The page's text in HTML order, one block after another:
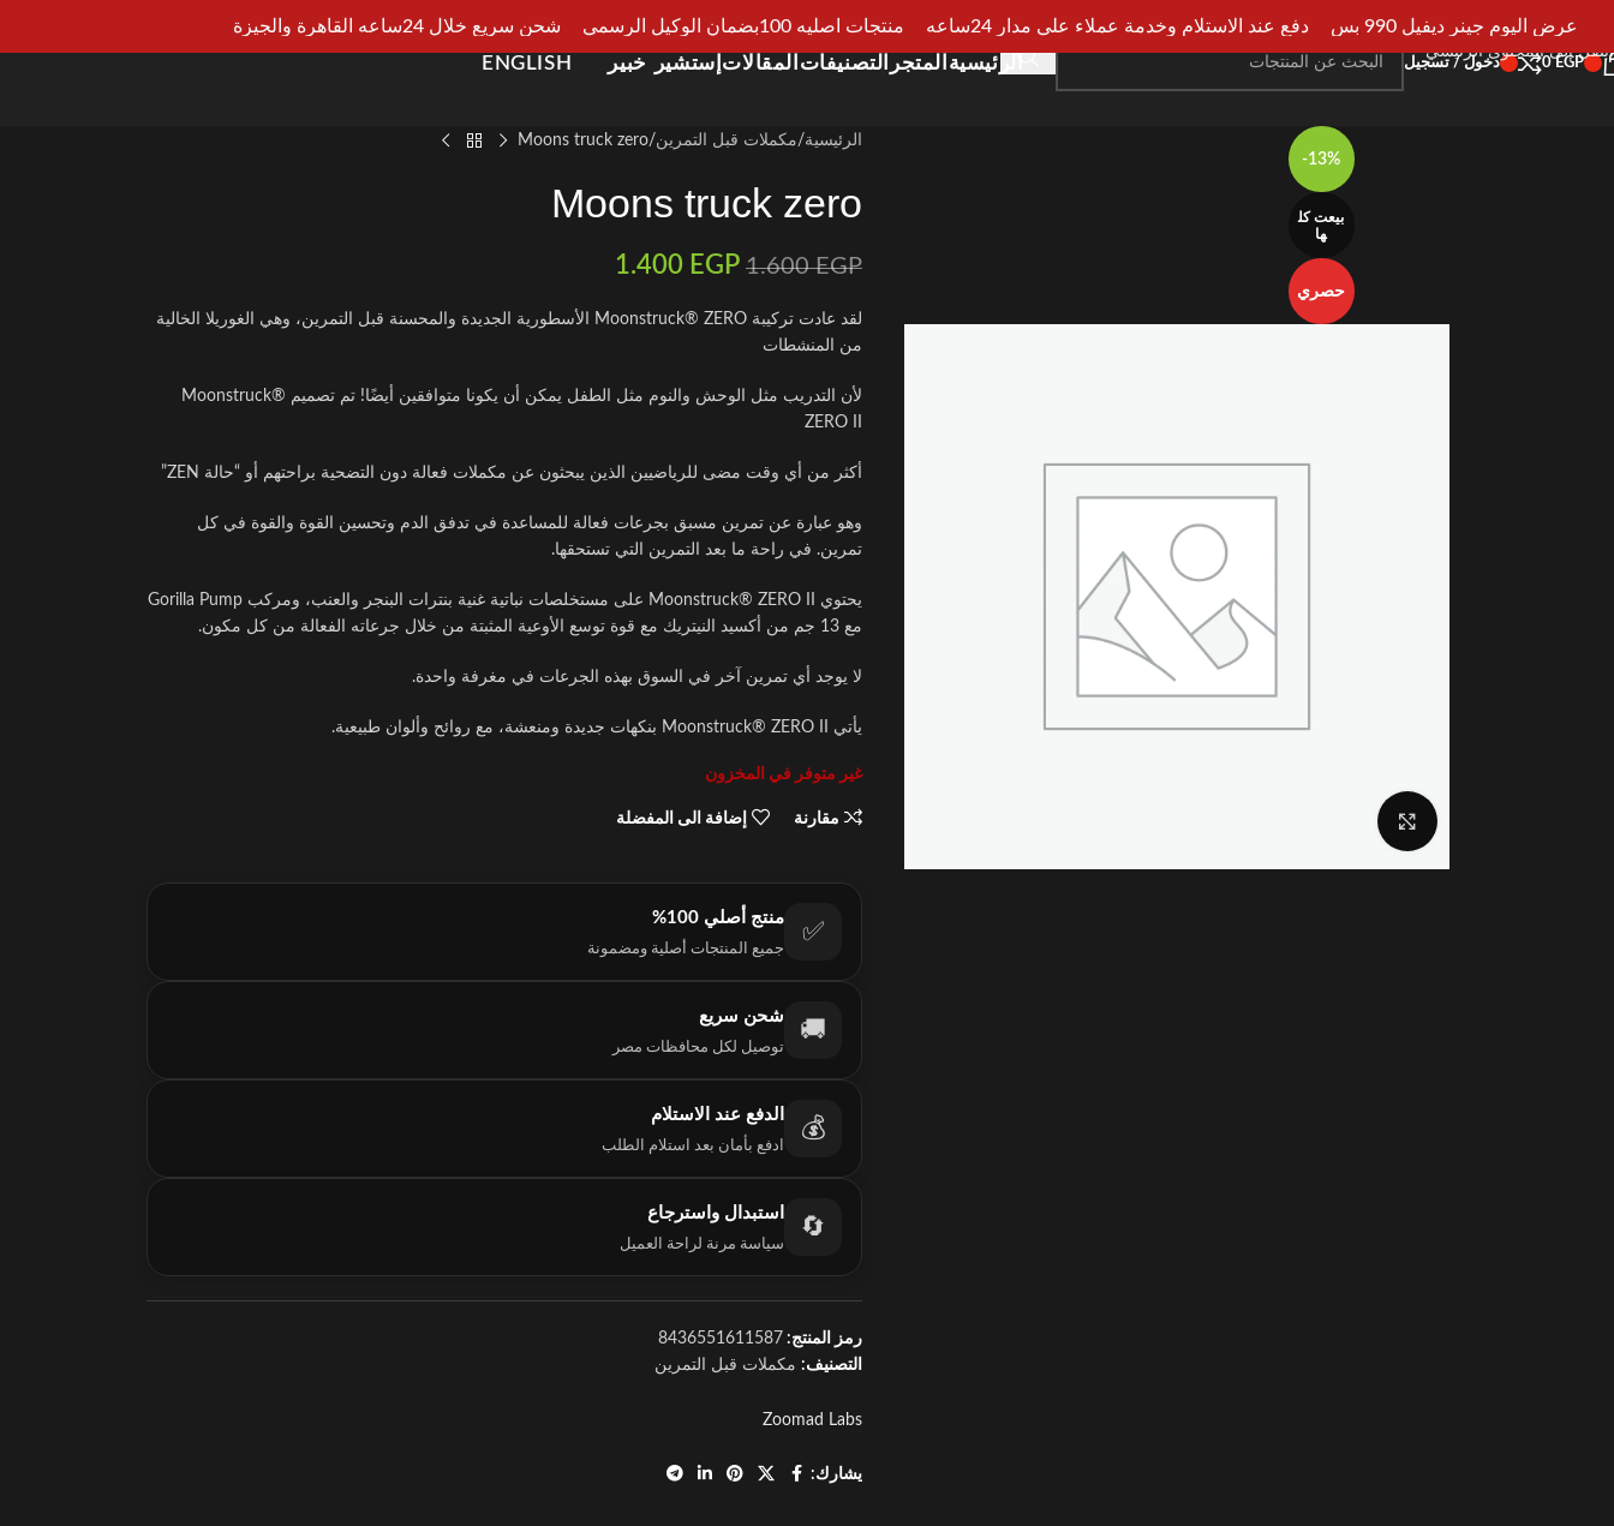
انتقل إلى التنقل
انتقل إلى المحتوى الرئيسي
0EGP دخول / تسجيل الرئيسية المتجر التصنيفات المقالات إستشير خبير ENGLISH
-13%
بيعت كل
ها
حصري
الرئيسية مكملات قبل التمرين Moons truck zero
Moons truck zero
1.600EGP
1.400 EGP
لقد عادت تركيبة Moonstruck® ZERO الأسطورية الجديدة والمحسنة قبل التمرين، وهي الغوريلا الخالية
من المنشطات
لأن التدريب مثل الوحش والنوم مثل الطفل يمكن أن يكونا متوافقين أيضًا! تم تصميم Moonstruck®
ZERO II
أكثر من أي وقت مضى للرياضيين الذين يبحثون عن مكملات فعالة دون التضحية براحتهم أو “حالة ZEN”
وهو عبارة عن تمرين مسبق بجرعات فعالة للمساعدة في تدفق الدم وتحسين القوة والقوة في كل
تمرين. في راحة ما بعد التمرين التي تستحقها.
يحتوي Moonstruck® ZERO II على مستخلصات نباتية غنية بنترات البنجر والعنب، ومركب Gorilla Pump
مع 13 جم من أكسيد النيتريك مع قوة توسع الأوعية المثبتة من خلال جرعاته الفعالة من كل مكون.
لا يوجد أي تمرين آخر في السوق بهذه الجرعات في مغرفة واحدة.
يأتي Moonstruck® ZERO II بنكهات جديدة ومنعشة، مع روائح وألوان طبيعية.
غير متوفر في المخزون
مقارنة إضافة الى المفضلة
✅
منتج أصلي 100%
جميع المنتجات أصلية ومضمونة
🚚
شحن سريع
توصيل لكل محافظات مصر
💰
الدفع عند الاستلام
ادفع بأمان بعد استلام الطلب
🔄
استبدال واسترجاع
سياسة مرنة لراحة العميل
رمز المنتج: 8436551611587
التصنيف: مكملات قبل التمرين
Zoomad Labs
يشارك:
عرض اليوم جينر ديفيل 990 بس دفع عند الاستلام وخدمة عملاء علي مدار 24ساعه منتجات اصليه 100بضمان الوكيل الرسمي شحن سريع خلال 24ساعه القاهرة والجيزة